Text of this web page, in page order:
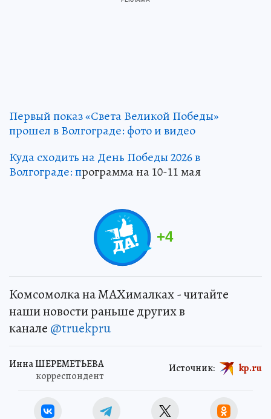
Первый показ «Света Великой Победы»
прошел в Волгограде: фото и видео
Куда сходить на День Победы 2026 в
Волгограде: программа на 10-11 мая
+4
Комсомолка на MAXималках - читайте
наши новости раньше других в
канале @truekpru
Инна ШЕРЕМЕТЬЕВА
корреспондент
Источник: kp.ru